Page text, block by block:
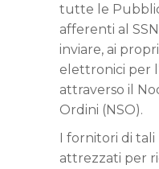
tutte le
afferenti al
inviare, ai
elettronici per
attraverso il
Ordini (NSO).
I fornitori di tali
attrezzati per